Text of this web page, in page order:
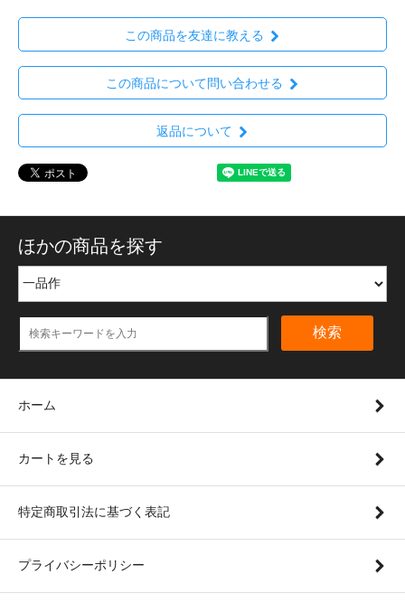
この商品を友達に教える
この商品について問い合わせる
返品について
ほかの商品を探す
検索
ホーム
カートを見る
特定商取引法に基づく表記
プライバシーポリシー